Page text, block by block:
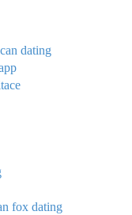
dating
fox dating